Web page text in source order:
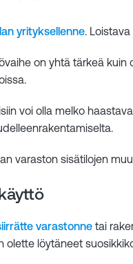
yrityksellenne.
on yhtä tärkeä
voi olla melko
varaston sisätilojen
varastonne tai
olette löytäneet